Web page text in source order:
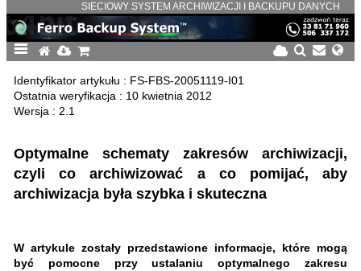
SIECIOWY SYSTEM ARCHIWIZACJI I BACKUPU DANYCH
Identyfikator artykułu : FS-FBS-20051119-I01
Ostatnia weryfikacja : 10 kwietnia 2012
Wersja : 2.1
Optymalne schematy zakresów archiwizacji,
czyli co archiwizować a co pomijać, aby
archiwizacja była szybka i skuteczna
W artykule zostały przedstawione informacje, które mogą
być pomocne przy ustalaniu optymalnego zakresu